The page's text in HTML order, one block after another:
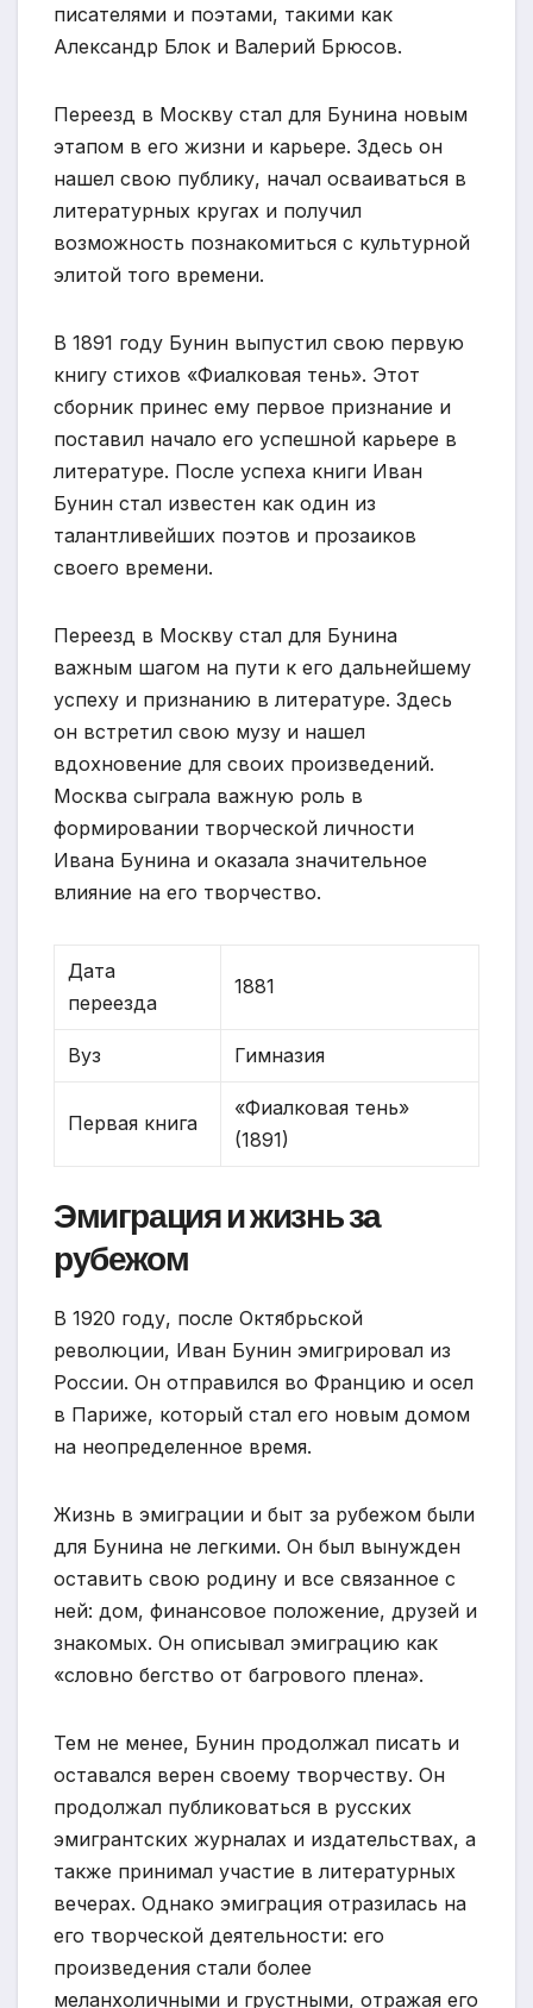
писателями и поэтами, такими как
Александр Блок и Валерий Брюсов.
Переезд в Москву стал для Бунина новым
этапом в его жизни и карьере. Здесь он
нашел свою публику, начал осваиваться в
литературных кругах и получил
возможность познакомиться с культурной
элитой того времени.
В 1891 году Бунин выпустил свою первую
книгу стихов «Фиалковая тень». Этот
сборник принес ему первое признание и
поставил начало его успешной карьере в
литературе. После успеха книги Иван
Бунин стал известен как один из
талантливейших поэтов и прозаиков
своего времени.
Переезд в Москву стал для Бунина
важным шагом на пути к его дальнейшему
успеху и признанию в литературе. Здесь
он встретил свою музу и нашел
вдохновение для своих произведений.
Москва сыграла важную роль в
формировании творческой личности
Ивана Бунина и оказала значительное
влияние на его творчество.
Дата
переезда
1881
Вуз Гимназия
Первая книга
«Фиалковая тень»
(1891)
Эмиграция и жизнь за
рубежом
В 1920 году, после Октябрьской
революции, Иван Бунин эмигрировал из
России. Он отправился во Францию и осел
в Париже, который стал его новым домом
на неопределенное время.
Жизнь в эмиграции и быт за рубежом были
для Бунина не легкими. Он был вынужден
оставить свою родину и все связанное с
ней: дом, финансовое положение, друзей и
знакомых. Он описывал эмиграцию как
«словно бегство от багрового плена».
Тем не менее, Бунин продолжал писать и
оставался верен своему творчеству. Он
продолжал публиковаться в русских
эмигрантских журналах и издательствах, а
также принимал участие в литературных
вечерах. Однако эмиграция отразилась на
его творческой деятельности: его
произведения стали более
меланхоличными и грустными, отражая его